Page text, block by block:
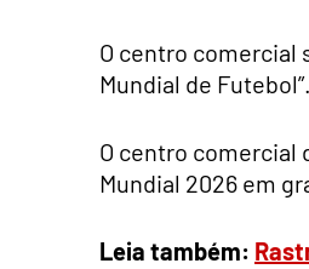
O centro comercial
Mundial de Futebol”.
O centro comercial
Mundial 2026 em
Leia também: